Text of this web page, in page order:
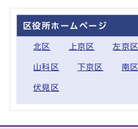
区役所ホームページ
北区 上京区 左京区
山科区 下京区 南区
伏見区